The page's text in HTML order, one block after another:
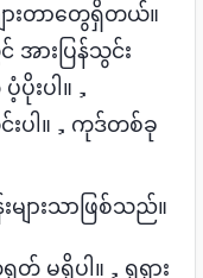
ားတာတွေရှိတယ်။
အားပြန်သွင်း
းပါ။，
င်းပါ။，ကုဒ်တစ်ခု
ျားသာဖြစ်သည်။
တ် မရှိပါ။，ရုရှား